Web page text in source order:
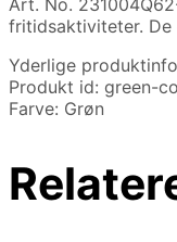
fritidsaktiviteter.
Yderlige
Produkt id: green-
Farve: Grøn